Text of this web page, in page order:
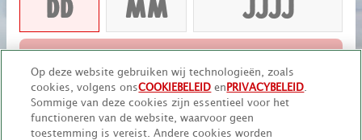
Onthoud mij
Op deze website gebruiken wij technologieën, zoals
cookies, volgens onsCOOKIEBELEID en PRIVACYBELEID
Sommige van deze cookies zijn essentieel voor het
functioneren van de website, waarvoor geen
toestemming is vereist. Andere cookies worden